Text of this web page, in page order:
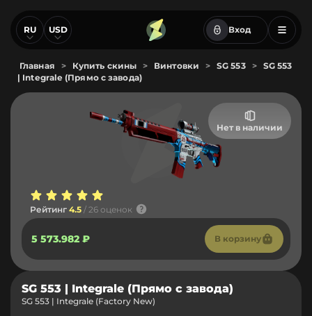
RU USD Вход
Главная > Купить скины > Винтовки > SG 553 >
SG 553
| Integrale (Прямо с завода)
Нет в наличии
Рейтинг 4.5 / 26 оценок
5 573.982 ₽ В корзину
SG 553 | Integrale (Прямо с завода)
SG 553 | Integrale (Factory New)